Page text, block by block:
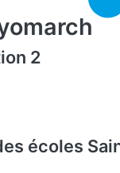
2
écoles